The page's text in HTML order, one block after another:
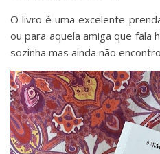
O livro é uma excelente
ou para aquela amiga que fala
sozinha mas ainda não